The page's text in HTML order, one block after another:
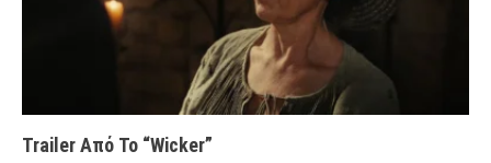
Trailer Από Το “Wicker”